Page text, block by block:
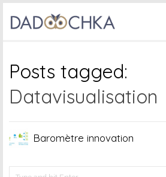
Posts tagged:
Datavisualisation
Baromètre innovation